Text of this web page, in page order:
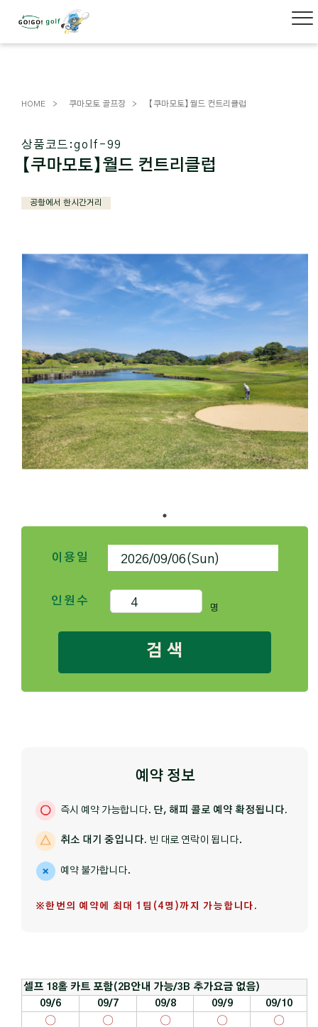
HOME 쿠마모토 골프장 【쿠마모토】월드 컨트리클럽
상품코드:golf-99
【쿠마모토】월드 컨트리클럽
공항에서 한시간거리
이용일
인원수
명
검 색
예약 정보
즉시 예약 가능합니다. 단, 해피 콜로 예약 확정됩니다.
취소 대기 중입니다. 빈 대로 연락이 됩니다.
예약 불가합니다.
※한번의 예약에 최대 1팀(4명)까지 가능합니다.
셀프 18홀 카트 포함(2B안내 가능/3B 추가요금 없음)
09/6
09/7 09/8 09/9 09/10
〇
〇
〇
〇
〇